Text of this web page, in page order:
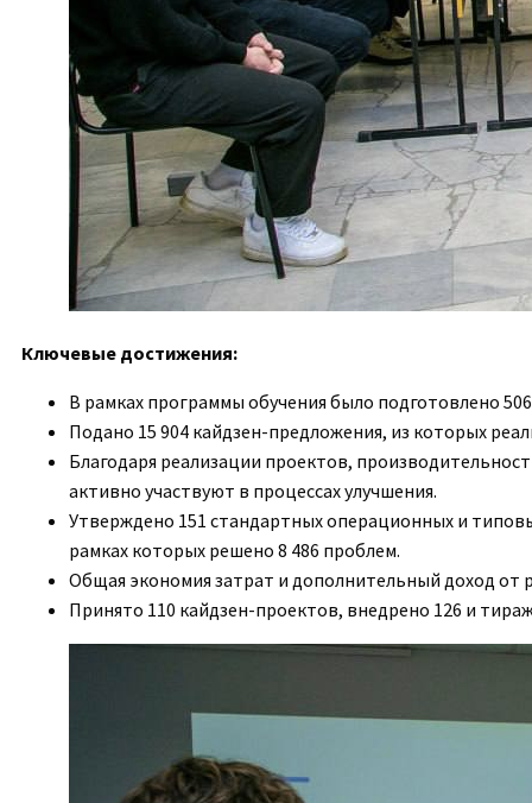
Ключевые достижения:
В рамках программы обучения было подготовлено
Подано 15 904 кайдзен-предложения, из которых
Благодаря реализации проектов,
активно участвуют в процессах улучшения.
Утверждено 151 стандартных операционных и
рамках которых решено 8 486 проблем.
Общая экономия затрат и дополнительный доход от
Принято 110 кайдзен-проектов, внедрено 126 и